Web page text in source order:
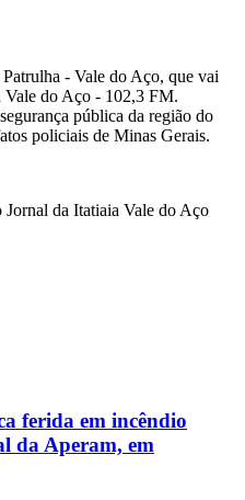
- Vale do Aço, que vai
Vale do Aço - 102,3 FM.
pública da região do
policiais de Minas Gerais.
Jornal da Itatiaia Vale do Aço
ferida em incêndio
da Aperam, em